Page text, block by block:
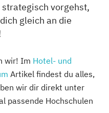
vorgehst,
gleich an die
wir! Im Hotel- und
Artikel findest du alles,
wir dir direkt unter
passende Hochschulen